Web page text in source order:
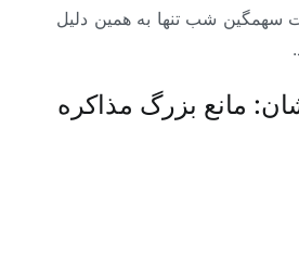
سهمگین شب تنها به همین دلیل
مانع بزرگ مذاکره